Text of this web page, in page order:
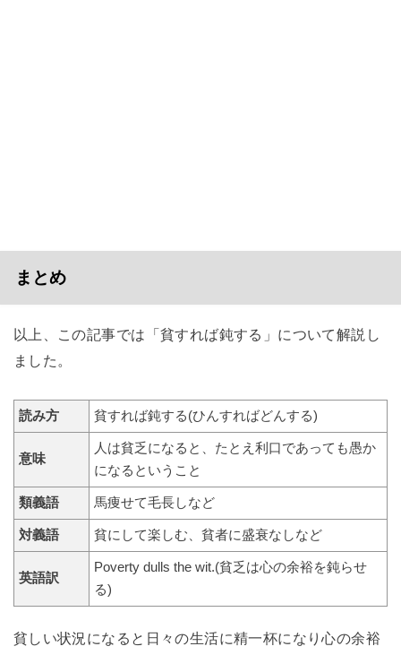
まとめ
以上、この記事では「貧すれば鈍する」について解説し
ました。
読み方 貧すれば鈍する(ひんすればどんする)
意味
人は貧乏になると、たとえ利口であっても愚か
になるということ
類義語 馬痩せて毛長しなど
対義語 貧にして楽しむ、貧者に盛衰なしなど
英語訳
Poverty dulls the wit.(貧乏は心の余裕を鈍らせ
る)
貧しい状況になると日々の生活に精一杯になり心の余裕